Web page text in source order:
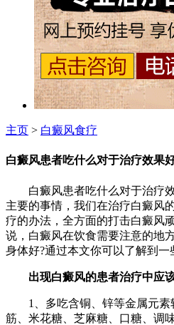
主页 > 白癜风食疗
白癜风患者吃什么对于治疗效果
白癜风患者吃什么对于治疗效
主要的事情，我们在治疗白癜风
疗的办法，全方面的打击白癜风顽
说，白癜风在饮食需要注意的地
身体好?通过本文你可以了解到一
出现白癜风的患者治疗中应
1、多吃含铜、锌等金属元素
筋、米花糖、芝麻糖、口糖、调